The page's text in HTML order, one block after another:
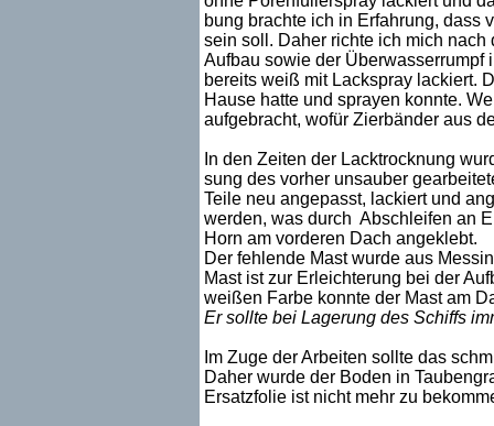
bung brachte ich in Erfahrung, dass
sein soll. Daher richte ich mich
Aufbau sowie der Überwasserrumpf
bereits weiß mit Lackspray lackiert.
Hause hatte und sprayen konnte.
aufgebracht, wofür Zierbänder aus
In den Zeiten der Lacktrocknung
sung des vorher unsauber
Teile neu angepasst, lackiert und
werden, was durch Abschleifen an
Horn am vorderen Dach angeklebt.
Der fehlende Mast wurde aus
Mast ist zur Erleichterung bei der
weißen Farbe konnte der Mast am
Er sollte bei Lagerung des Schiffs
Im Zuge der Arbeiten sollte das
Daher wurde der Boden in
Ersatzfolie ist nicht mehr zu